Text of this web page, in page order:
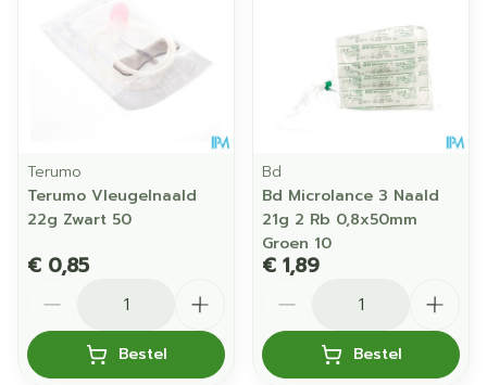
Terumo
Terumo Vleugelnaald
22g Zwart 50
€ 0,85
Bestel
Bd
Bd Microlance 3 Naald
21g 2 Rb 0,8x50mm
Groen 10
€ 1,89
Bestel